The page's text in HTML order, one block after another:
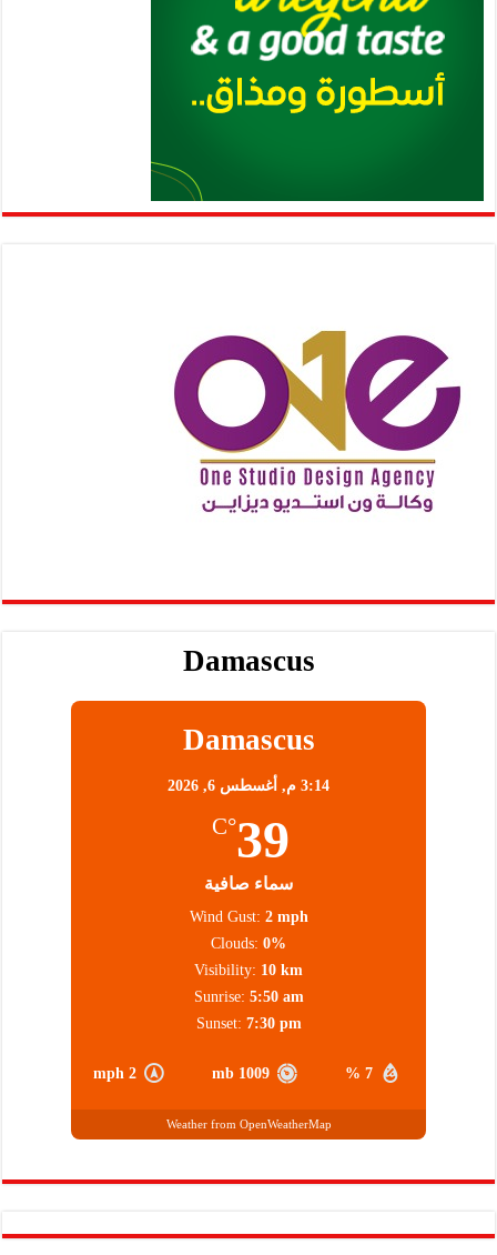
Damascus
Damascus
3:14 م, أغسطس 6, 2026
39
°C
سماء صافية
7 %
1009 mb
2 mph
Wind Gust: 2 mph
Clouds: 0%
Visibility: 10 km
Sunrise: 5:50 am
Sunset: 7:30 pm
Weather from OpenWeatherMap